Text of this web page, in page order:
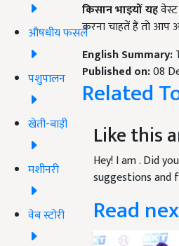
औषधीय फसलें
पशुपालन
खेती-बाड़ी
मशीनरी
वेब स्टोरी
किसान भाइयों यह
करना चाहतें हैं तो आप
English Summary:
Published on:08
Related
Like this
Hey! I am. Did
suggestions and
Read